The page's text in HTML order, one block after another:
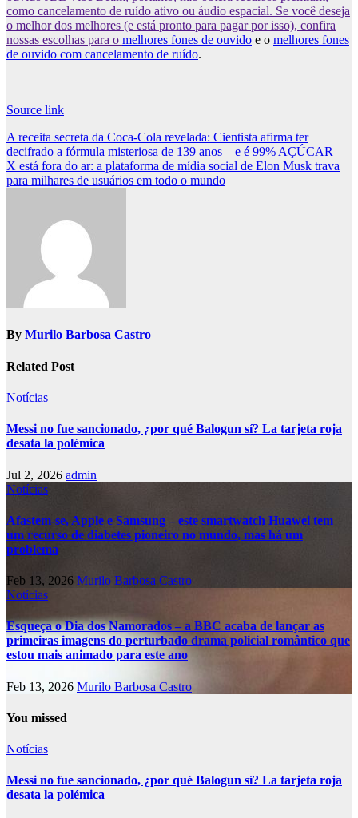
como cancelamento de ruído ativo ou áudio espacial. Se você deseja
o melhor dos melhores (e está pronto para pagar por isso), confira
nossas escolhas para o melhores fones de ouvido e o melhores fones
de ouvido com cancelamento de ruído.
Source link
Post
navigation
A receita secreta da Coca-Cola revelada: Cientista afirma ter
decifrado a fórmula misteriosa de 139 anos – e é 99% AÇÚCAR
X está fora do ar: a plataforma de mídia social de Elon Musk trava
para milhares de usuários em todo o mundo
By Murilo Barbosa Castro
Related Post
Notícias
Messi no fue sancionado, ¿por qué Balogun sí? La tarjeta roja
desata la polémica
Jul 2, 2026 admin
Notícias
Afastem-se, Apple e Samsung – este smartwatch Huawei tem
um recurso de diabetes pioneiro no mundo, mas há um
problema
Feb 13, 2026 Murilo Barbosa Castro
Notícias
Esqueça o Dia dos Namorados – a BBC acaba de lançar as
primeiras imagens do perturbado drama policial romântico que
estou mais animado para este ano
Feb 13, 2026 Murilo Barbosa Castro
You missed
Notícias
Messi no fue sancionado, ¿por qué Balogun sí? La tarjeta roja
desata la polémica